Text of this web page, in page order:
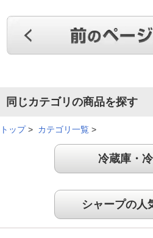
同じカテゴリの商品を探す
トップ> カテゴリ一覧 >
冷蔵庫・
シャープの人